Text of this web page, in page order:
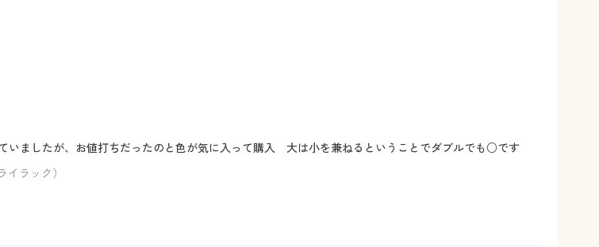
いましたが、お値打ちだったのと色が気に入って購入 大は小を兼ねるということでダブルでも○です
ラック）